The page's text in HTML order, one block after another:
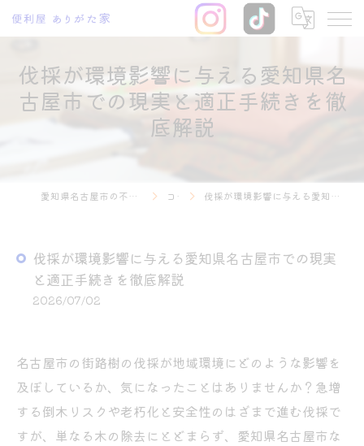
伐採が環境影響に与える愛知県名
古屋市での現実と適正手続きを徹
底解説
愛知県名古屋市の不用品回収なら便利屋 ありがた家 コラム 伐採が環境影響に与える愛知県名古屋市での現実と適正手続きを徹底解説
伐採が環境影響に与える愛知県名古屋市での現実
と適正手続きを徹底解説
2026/07/02
名古屋市の街路樹の伐採が地域環境にどのような影響を
及ぼしているか、気になったことはありませんか？急増
する倒木リスクや老朽化と安全性のはざまで進む伐採で
すが、単なる木の除去にとどまらず、愛知県名古屋市な